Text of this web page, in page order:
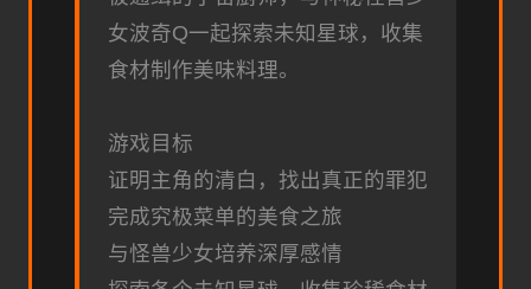
女波奇Q一起探索未知星球，收集
食材制作美味料理。
游戏目标
证明主角的清白，找出真正的罪犯
完成究极菜单的美食之旅
与怪兽少女培养深厚感情